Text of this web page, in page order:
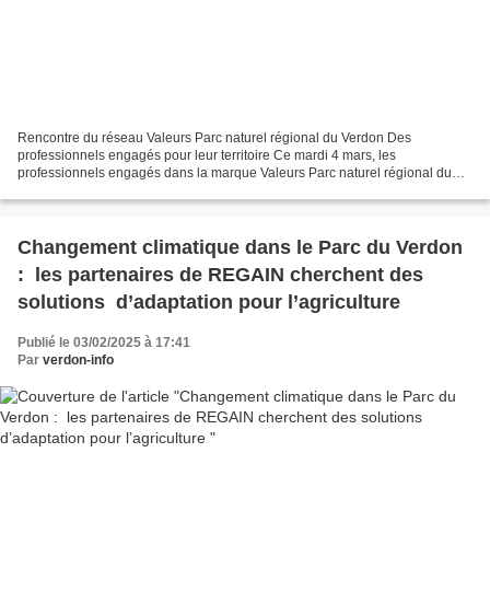
Rencontre du réseau Valeurs Parc naturel régional du Verdon Des
professionnels engagés pour leur territoire Ce mardi 4 mars, les
professionnels engagés dans la marque Valeurs Parc naturel régional du
Changement climatique dans le Parc du Verdon
: les partenaires de REGAIN cherchent des
solutions d’adaptation pour l’agriculture
Publié le 03/02/2025 à 17:41
Par verdon-info